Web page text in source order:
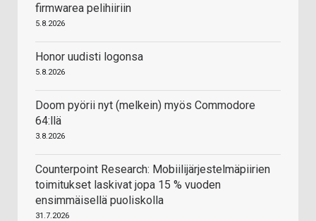
firmwarea pelihiiriin
5.8.2026
Honor uudisti logonsa
5.8.2026
Doom pyörii nyt (melkein) myös Commodore
64:llä
3.8.2026
Counterpoint Research: Mobiilijärjestelmäpiirien
toimitukset laskivat jopa 15 % vuoden
ensimmäisellä puoliskolla
31.7.2026